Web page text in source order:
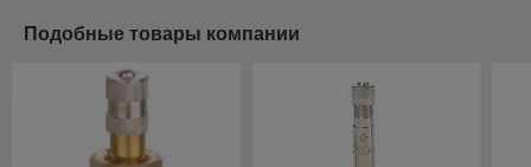
Подобные товары компании